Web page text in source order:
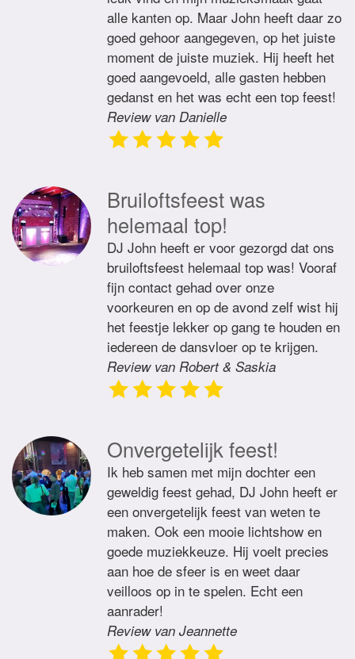
alle kanten op. Maar John heeft daar zo
goed gehoor aangegeven, op het juiste
moment de juiste muziek. Hij heeft het
goed aangevoeld, alle gasten hebben
gedanst en het was echt een top feest!
Review van Danielle
Bruiloftsfeest was
helemaal top!
DJ John heeft er voor gezorgd dat ons
bruiloftsfeest helemaal top was! Vooraf
fijn contact gehad over onze
voorkeuren en op de avond zelf wist hij
het feestje lekker op gang te houden en
iedereen de dansvloer op te krijgen.
Review van Robert & Saskia
Onvergetelijk feest!
Ik heb samen met mijn dochter een
geweldig feest gehad, DJ John heeft er
een onvergetelijk feest van weten te
maken. Ook een mooie lichtshow en
goede muziekkeuze. Hij voelt precies
aan hoe de sfeer is en weet daar
veilloos op in te spelen. Echt een
aanrader!
Review van Jeannette